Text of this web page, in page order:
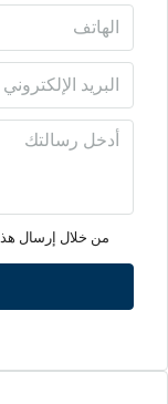
من خلال إرسال